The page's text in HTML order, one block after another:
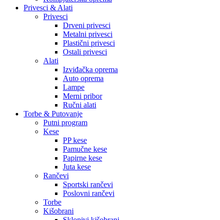
Privesci & Alati
Privesci
Drveni privesci
Metalni privesci
Plastični privesci
Ostali privesci
Alati
Izviđačka oprema
Auto oprema
Lampe
Merni pribor
Ručni alati
Torbe & Putovanje
Putni program
Kese
PP kese
Pamučne kese
Papirne kese
Juta kese
Rančevi
Sportski rančevi
Poslovni rančevi
Torbe
Kišobrani